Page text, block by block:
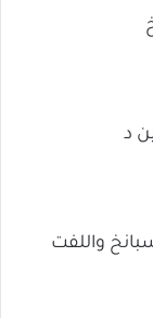
د
واللفت